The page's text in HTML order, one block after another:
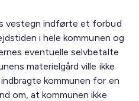
vestegn indførte et forbud
i hele kommunen og
eventuelle selvbetalte
materielgård ville ikke
kommunen for en
om, at kommunen ikke